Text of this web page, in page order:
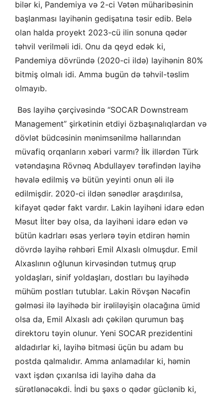
bilər ki, Pandemiya və 2-ci Vətən müharibəsinin
başlanması layihənin gedişatına təsir edib. Belə
olan halda proyekt 2023-cü ilin sonuna qədər
təhvil verilməli idi. Onu da qeyd edək ki,
Pandemiya dövründə (2020-ci ildə) layihənin 80%
bitmiş olmalı idi. Amma bugün də təhvil-təslim
olmayıb.
Bəs layihə çərçivəsində “SOCAR Downstream
Management” şirkətinin etdiyi özbaşınalıqlardan və
dövlət büdcəsinin mənimsənilmə hallarından
müvafiq orqanların xəbəri varmı? İlk illərdən Türk
vətəndaşına Rövnəq Abdullayev tərəfindən layihə
həvalə edilmiş və bütün yeyinti onun əli ilə
edilmişdir. 2020-ci ildən sənədlər araşdırılsa,
kifayət qədər fakt vardır. Lakin layihəni idarə edən
Məsut İlter bəy olsa, da layihəni idarə edən və
bütün kadrları əsas yerlərə təyin etdirən həmin
dövrdə layihə rəhbəri Emil Alxaslı olmuşdur. Emil
Alxaslının oğlunun kirvəsindən tutmuş qrup
yoldaşları, sinif yoldaşları, dostları bu layihədə
mühüm postları tutublar. Lakin Rövşən Nəcəfin
gəlməsi ilə layihədə bir irəliləyişin olacağına ümid
olsa da, Emil Alxaslı adı çəkilən qurumun baş
direktoru təyin olunur. Yeni SOCAR prezidentini
aldadırlar ki, layihə bitməsi üçün bu adam bu
postda qalmalıdır. Amma anlamadılar ki, həmin
vaxt işdən çıxarılsa idi layihə daha da
sürətlənəcəkdi. İndi bu şəxs o qədər güclənib ki,